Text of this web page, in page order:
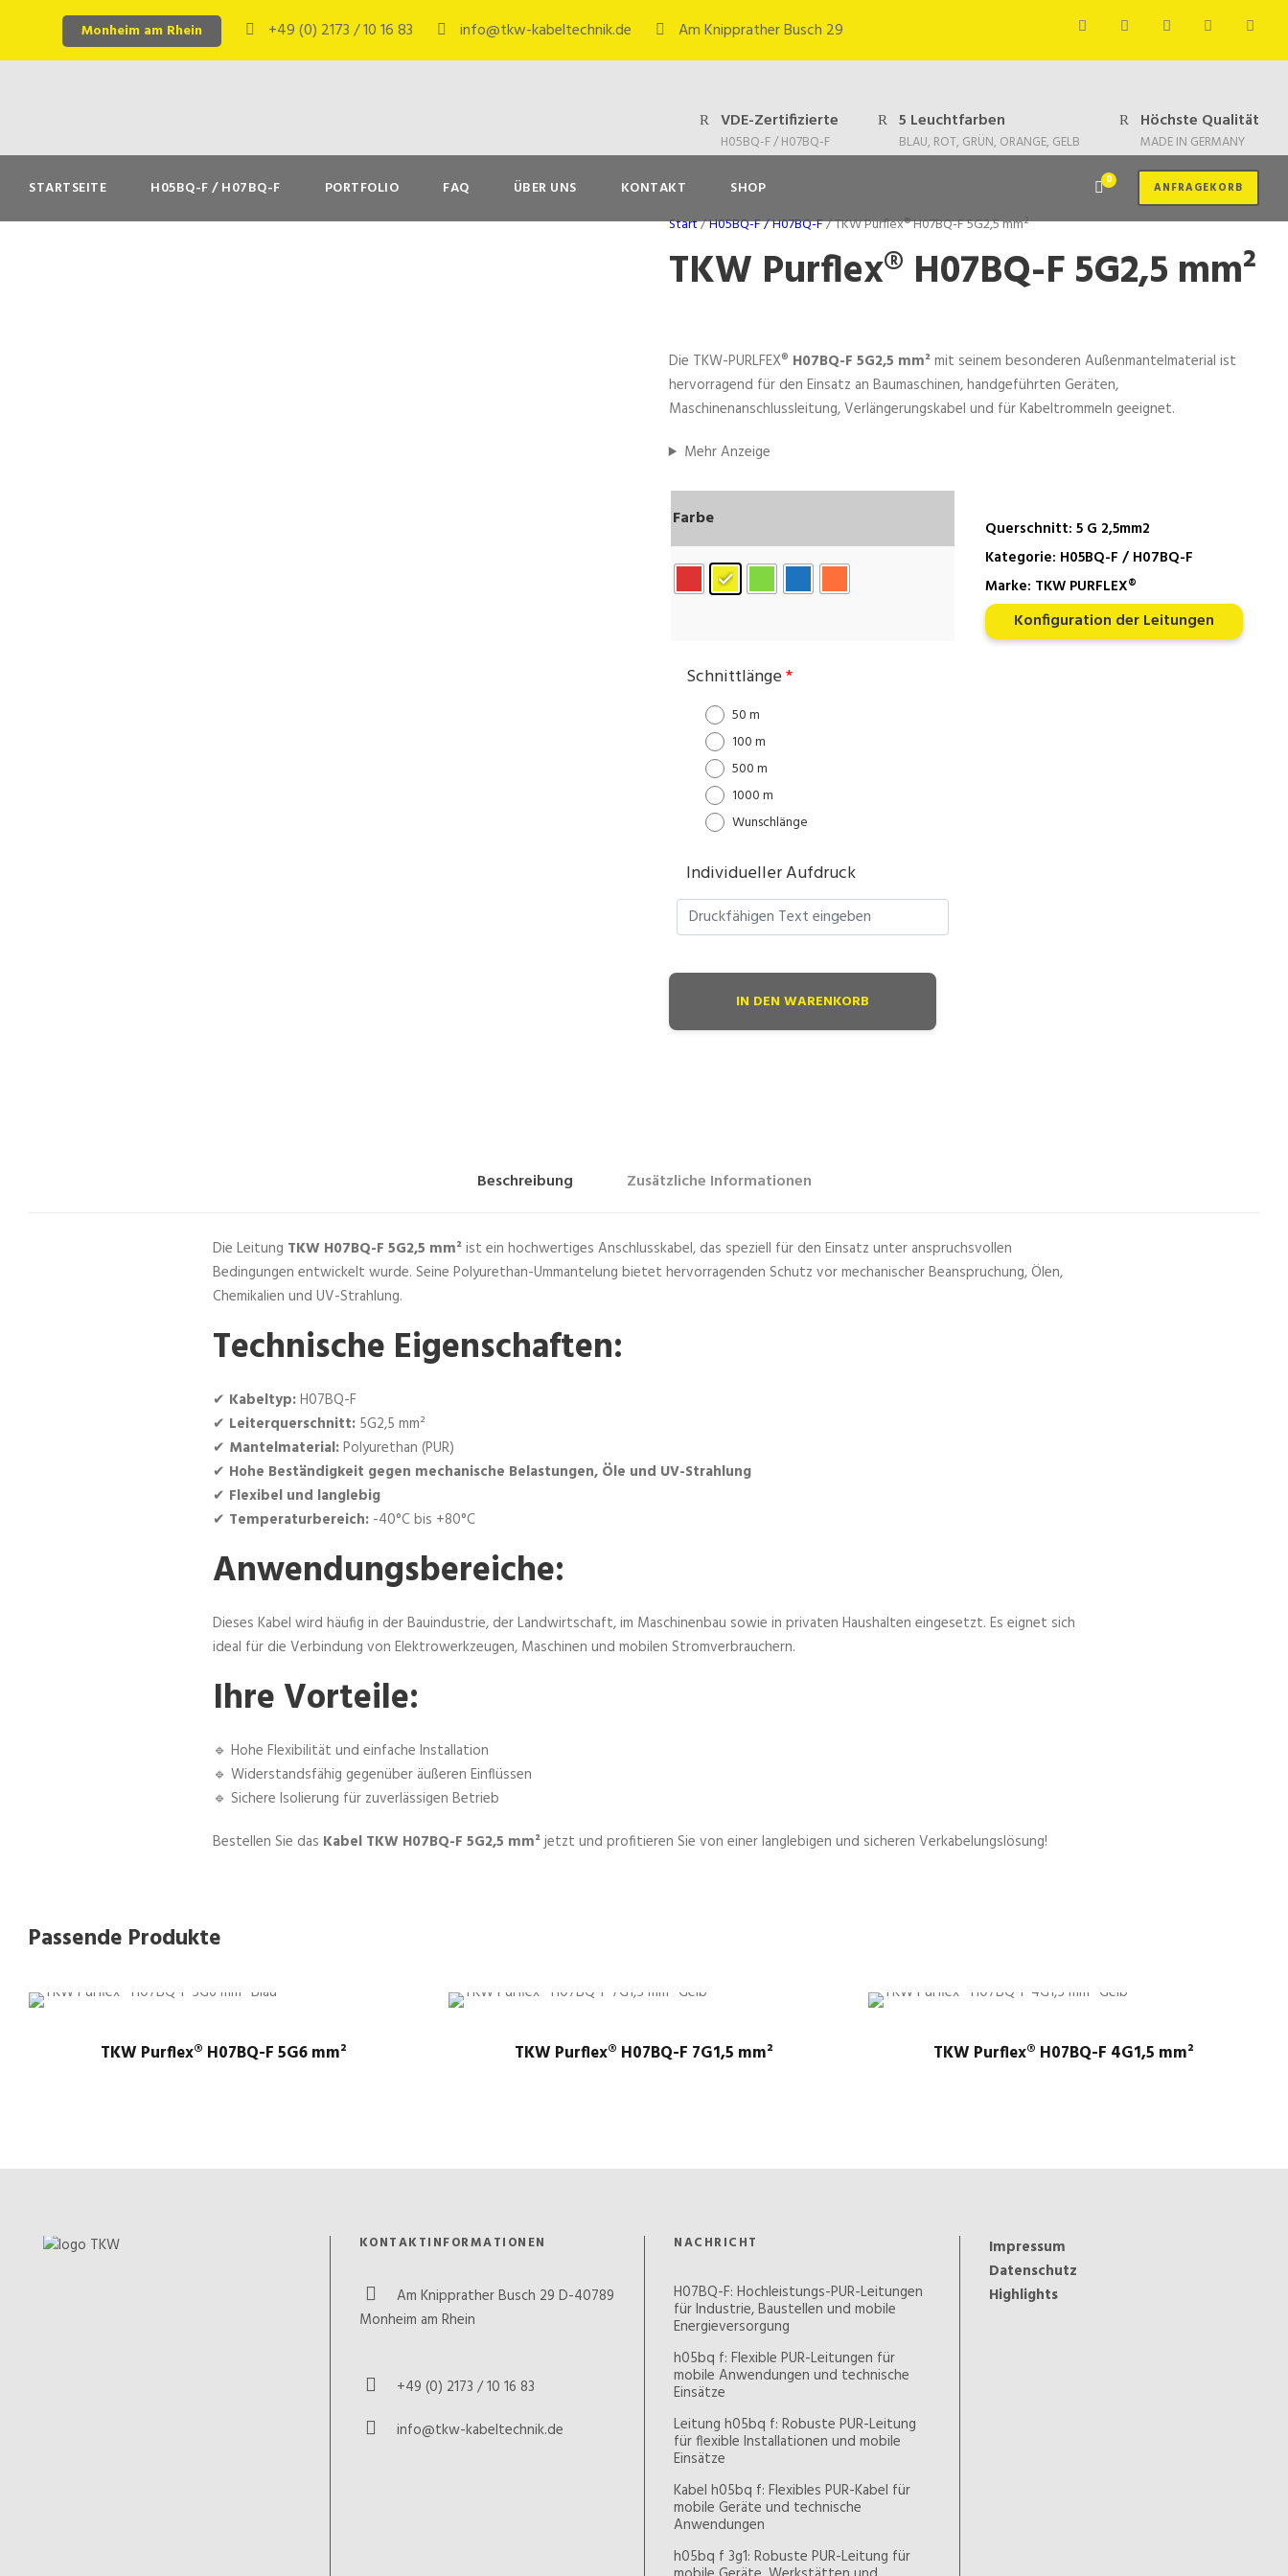
Monheim am Rhein +49 (0) 2173 / 10 16 83 info@tkw-kabeltechnik.de Am Knipprather Busch 29
VDE-Zertifizierte
H05BQ-F / H07BQ-F
5 Leuchtfarben
BLAU, ROT, GRÜN, ORANGE, GELB
Höchste Qualität
MADE IN GERMANY
STARTSEITE H05BQ-F / H07BQ-F PORTFOLIO FAQ ÜBER UNS KONTAKT SHOP 0 ANFRAGEKORB
Start/H05BQ-F / H07BQ-F/ TKW Purflex® H07BQ-F 5G2,5 mm²
TKW Purflex® H07BQ-F 5G2,5 mm²
Die TKW-PURLFEX® H07BQ-F 5G2,5 mm²mit seinem besonderen Außenmantelmaterial ist
hervorragend für den Einsatz an Baumaschinen, handgeführten Geräten,
Maschinenanschlussleitung, Verlängerungskabel und für Kabeltrommeln geeignet.
Mehr Anzeige
Farbe
Schnittlänge*
50 m
100 m
500 m
1000 m
Wunschlänge
Individueller Aufdruck
T
W
e
H
0
2
e
n
IN DEN WARENKORB
Querschnitt: 5 G 2,5mm2
Kategorie: H05BQ-F / H07BQ-F
Marke: TKW PURFLEX®
Konfiguration der Leitungen
Beschreibung Zusätzliche Informationen
Die Leitung TKW H07BQ-F 5G2,5 mm²ist ein hochwertiges Anschlusskabel, das speziell für den Einsatz unter anspruchsvollen
Bedingungen entwickelt wurde. Seine Polyurethan-Ummantelung bietet hervorragenden Schutz vor mechanischer Beanspruchung, Ölen,
Chemikalien und UV-Strahlung.
Technische Eigenschaften:
✔ Kabeltyp:H07BQ-F
✔ Leiterquerschnitt: 5G2,5 mm²
✔ Mantelmaterial:Polyurethan (PUR)
✔ Hohe Beständigkeit gegen mechanische Belastungen, Öle und UV-Strahlung
✔ Flexibel und langlebig
✔ Temperaturbereich: -40°C bis +80°C
Anwendungsbereiche:
Dieses Kabel wird häufig in der Bauindustrie, der Landwirtschaft, im Maschinenbau sowie in privaten Haushalten eingesetzt. Es eignet sich
ideal für die Verbindung von Elektrowerkzeugen, Maschinen und mobilen Stromverbrauchern.
Ihre Vorteile:
🔹 Hohe Flexibilität und einfache Installation
🔹 Widerstandsfähig gegenüber äußeren Einflüssen
🔹 Sichere Isolierung für zuverlässigen Betrieb
Bestellen Sie das Kabel TKW H07BQ-F 5G2,5 mm²jetzt und profitieren Sie von einer langlebigen und sicheren Verkabelungslösung!
Passende Produkte
TKW Purflex® H07BQ-F 5G6 mm² TKW Purflex® H07BQ-F 7G1,5 mm² TKW Purflex® H07BQ-F 4G1,5 mm²
KONTAKTINFORMATIONEN
Am Knipprather Busch 29 D-40789
Monheim am Rhein
+49 (0) 2173 / 10 16 83
info@tkw-kabeltechnik.de
NACHRICHT
H07BQ-F: Hochleistungs-PUR-Leitungen
für Industrie, Baustellen und mobile
Energieversorgung
h05bq f: Flexible PUR-Leitungen für
mobile Anwendungen und technische
Einsätze
Leitung h05bq f: Robuste PUR-Leitung
für flexible Installationen und mobile
Einsätze
Kabel h05bq f: Flexibles PUR-Kabel für
mobile Geräte und technische
Anwendungen
h05bq f 3g1: Robuste PUR-Leitung für
Impressum
Datenschutz
Highlights